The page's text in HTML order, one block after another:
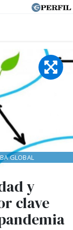
y
clave
GLOBAL